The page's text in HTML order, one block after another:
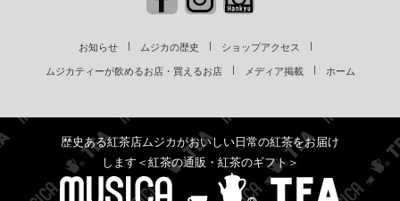
お知らせ ムジカの歴史 ショップアクセス
ムジカティーが飲めるお店・買えるお店 メディア掲載 ホーム
歴史ある紅茶店ムジカがおいしい日常の紅茶をお届け
します＜紅茶の通販・紅茶のギフト＞